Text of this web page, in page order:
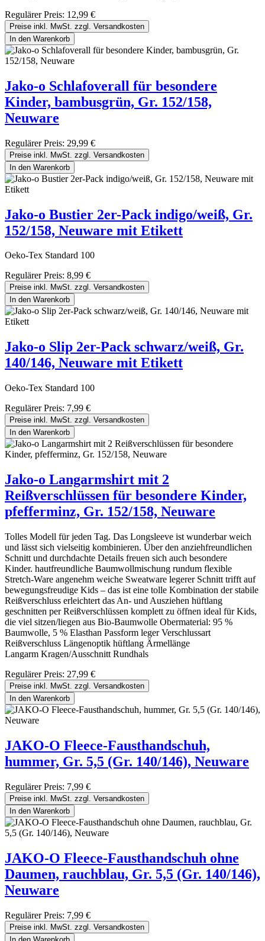
Regulärer Preis: 12,99 €
Preise inkl. MwSt. zzgl. Versandkosten
In den Warenkorb
Jako-o Schlafoverall für besondere
Kinder, bambusgrün, Gr. 152/158,
Neuware
Regulärer Preis: 29,99 €
Preise inkl. MwSt. zzgl. Versandkosten
In den Warenkorb
Jako-o Bustier 2er-Pack indigo/weiß, Gr.
152/158, Neuware mit Etikett
Oeko-Tex Standard 100
Regulärer Preis: 8,99 €
Preise inkl. MwSt. zzgl. Versandkosten
In den Warenkorb
Jako-o Slip 2er-Pack schwarz/weiß, Gr.
140/146, Neuware mit Etikett
Oeko-Tex Standard 100
Regulärer Preis: 7,99 €
Preise inkl. MwSt. zzgl. Versandkosten
In den Warenkorb
Jako-o Langarmshirt mit 2
Reißverschlüssen für besondere Kinder,
pfefferminz, Gr. 152/158, Neuware
Tolles Modell für jeden Tag. Das Longsleeve ist wunderbar weich
und lässt sich vielseitig kombinieren. Über den anziehfreundlichen
Schnitt und durchdachte Details freuen sich auch besondere
Kinder. hautfreundliche Baumwollmischung rundum flexible
Stretch-Ware angenehm weiche Sweatware legerer Schnitt trifft auf
bewegungsfreudige Kids – das ist eine tolle Kombination der stabile
Reißverschluss erleichtert das An- und Ausziehen hüftlang
geschnitten per Reißverschlüssen komplett zu öffnen ideal für Kids,
die viel sitzen/liegen aus Bio-Baumwolle Obermaterial: 95 %
Baumwolle, 5 % Elasthan Passform leger Verschlussart
Reißverschluss Längenoptik hüftlang Ärmellänge
Langarm Kragen/Ausschnitt Rundhals
Regulärer Preis: 27,99 €
Preise inkl. MwSt. zzgl. Versandkosten
In den Warenkorb
JAKO-O Fleece-Fausthandschuh,
hummer, Gr. 5,5 (Gr. 140/146), Neuware
Regulärer Preis: 7,99 €
Preise inkl. MwSt. zzgl. Versandkosten
In den Warenkorb
JAKO-O Fleece-Fausthandschuh ohne
Daumen, rauchblau, Gr. 5,5 (Gr. 140/146),
Neuware
Regulärer Preis: 7,99 €
Preise inkl. MwSt. zzgl. Versandkosten